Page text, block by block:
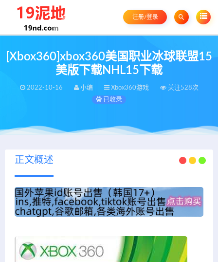
注册/登录
[Xbox360]xbox360美国职业冰球联盟15
美版下载NHL15下载
2022-10-16 小编 Xbox360游戏
关注528次
已收录
正文概述